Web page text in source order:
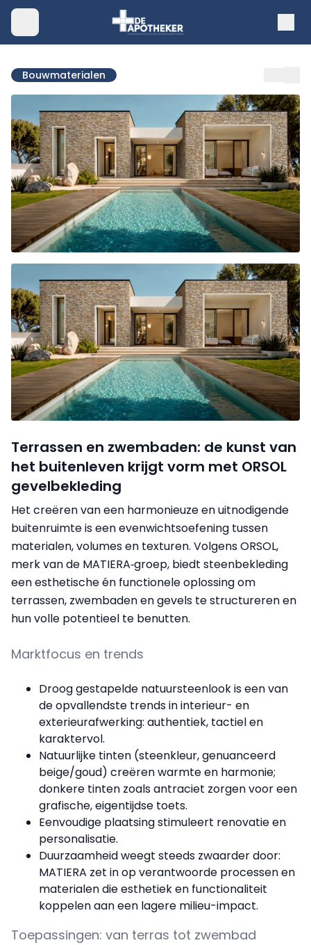
Bouwmaterialen
Terrassen en zwembaden: de kunst van
het buitenleven krijgt vorm met ORSOL
gevelbekleding
Het creëren van een harmonieuze en uitnodigende
buitenruimte is een evenwichtsoefening tussen
materialen, volumes en texturen. Volgens ORSOL,
merk van de MATIERA‑groep, biedt steenbekleding
een esthetische én functionele oplossing om
terrassen, zwembaden en gevels te structureren en
hun volle potentieel te benutten.
Marktfocus en trends
Droog gestapelde natuursteenlook is een van
de opvallendste trends in interieur- en
exterieurafwerking: authentiek, tactiel en
karaktervol.
Natuurlijke tinten (steenkleur, genuanceerd
beige/goud) creëren warmte en harmonie;
donkere tinten zoals antraciet zorgen voor een
grafische, eigentijdse toets.
Eenvoudige plaatsing stimuleert renovatie en
personalisatie.
Duurzaamheid weegt steeds zwaarder door:
MATIERA zet in op verantwoorde processen en
materialen die esthetiek en functionaliteit
koppelen aan een lagere milieu-impact.
Toepassingen: van terras tot zwembad